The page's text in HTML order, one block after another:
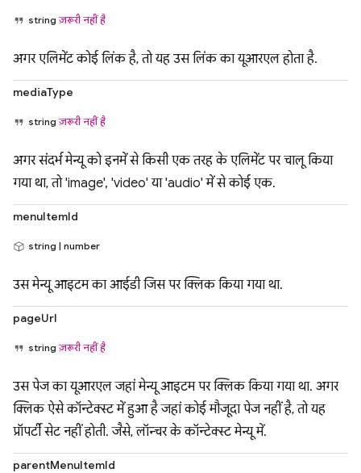
stringज़रूरी नहीं है
अगर एलिमेंट कोई लिंक है, तो यह उस लिंक का यूआरएल होता है.
mediaType
stringज़रूरी नहीं है
अगर संदर्भ मेन्यू को इनमें से किसी एक तरह के एलिमेंट पर चालू किया
गया था, तो 'image', 'video' या 'audio' में से कोई एक.
menuItemId
string | number
उस मेन्यू आइटम का आईडी जिस पर क्लिक किया गया था.
pageUrl
stringज़रूरी नहीं है
उस पेज का यूआरएल जहां मेन्यू आइटम पर क्लिक किया गया था. अगर
क्लिक ऐसे कॉन्टेक्स्ट में हुआ है जहां कोई मौजूदा पेज नहीं है, तो यह
प्रॉपर्टी सेट नहीं होती. जैसे, लॉन्चर के कॉन्टेक्स्ट मेन्यू में.
parentMenuItemId